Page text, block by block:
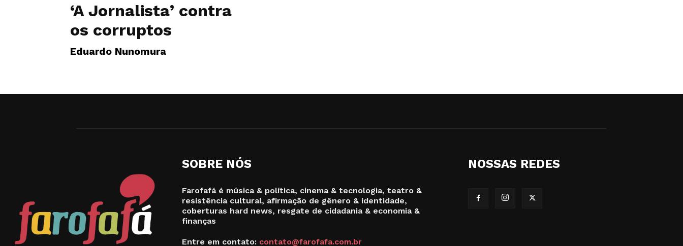
‘A Jornalista’ contra
os corruptos
Eduardo Nunomura
SOBRE NÓS
Farofafá é música & política, cinema & tecnologia, teatro &
resistência cultural, afirmação de gênero & identidade,
coberturas hard news, resgate de cidadania & economia &
finanças
Entre em contato: contato@farofafa.com.br
NOSSAS REDES